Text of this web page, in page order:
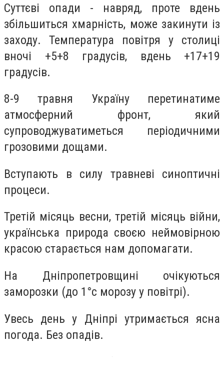
Суттєві опади - навряд, проте вдень
збільшиться хмарність, може закинути із
заходу. Температура повітря у столиці
вночі +5+8 градусів, вдень +17+19
градусів.
8-9 травня Україну перетинатиме
атмосферний фронт, який
супроводжуватиметься періодичними
грозовими дощами.
Вступають в силу травневі синоптичні
процеси.
Третій місяць весни, третій місяць війни,
українська природа своєю неймовірною
красою старається нам допомагати.
На Дніпропетровщині очікуються
заморозки (до 1°c морозу у повітрі).
Увесь день у Дніпрі утримається ясна
погода. Без опадів.